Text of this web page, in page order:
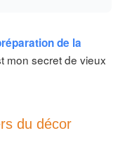
de la
mon secret de vieux
du décor